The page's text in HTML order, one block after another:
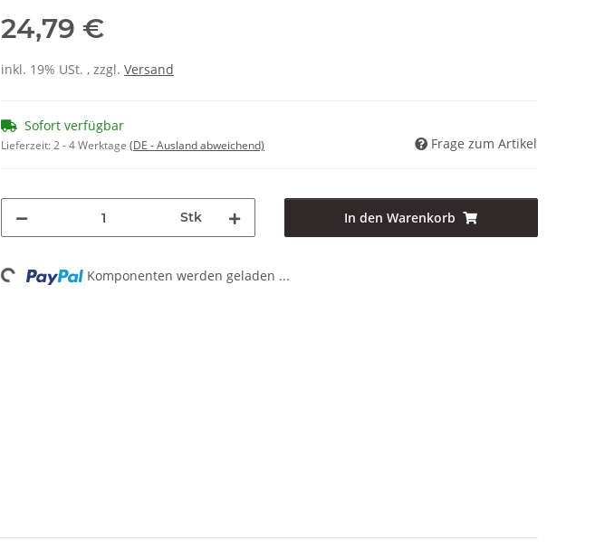
24,79 €
inkl. 19% USt. , zzgl. Versand
Sofort verfügbar
Lieferzeit:2 - 4 Werktage (DE - Ausland abweichend) Frage zum Artikel
Stk In den Warenkorb
Loading... Komponenten werden geladen ...